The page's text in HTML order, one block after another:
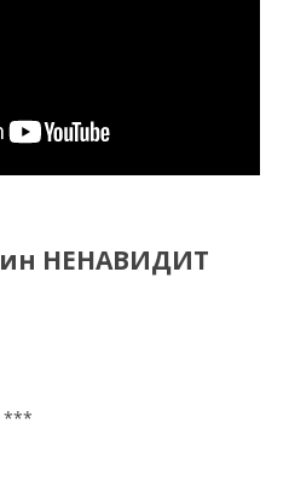
НЕНАВИДИТ
***